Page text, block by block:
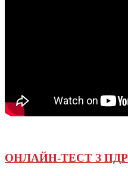
ОНЛАЙН-ТЕСТ З ПДР